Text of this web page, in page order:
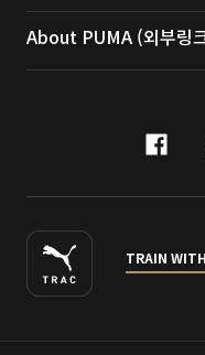
About PUMA (외부링
TRAIN